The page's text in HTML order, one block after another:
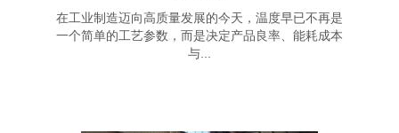
在工业制造迈向高质量发展的今天，温度早已不再是
一个简单的工艺参数，而是决定产品良率、能耗成本
与...